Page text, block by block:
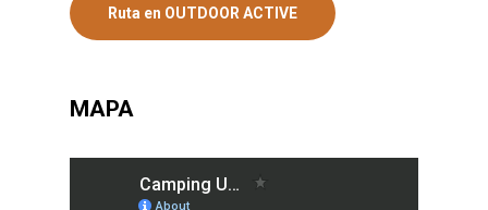
Ruta en OUTDOOR ACTIVE
MAPA